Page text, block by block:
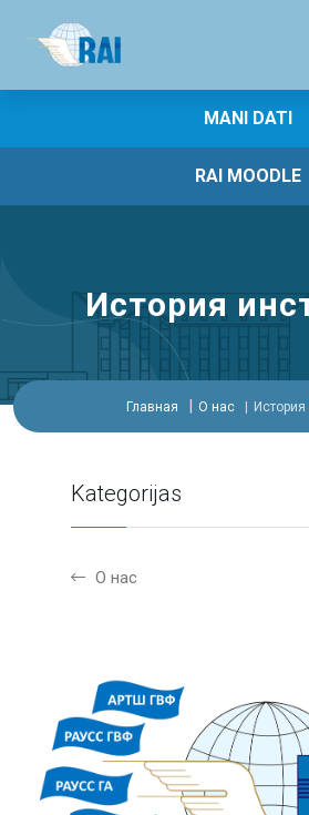
MANI DATI
RAI MOODLE
История
Главная О нас История
Kategorijas
О нас